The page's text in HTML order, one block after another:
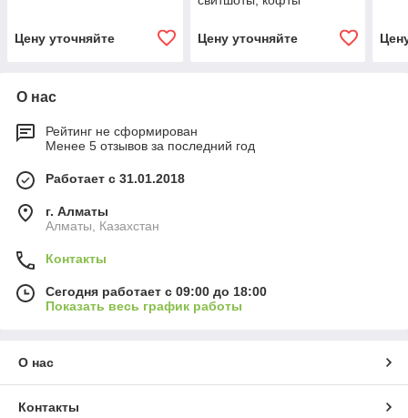
Цену уточняйте Цену уточняйте
О нас
Рейтинг не сформирован
Менее 5 отзывов за последний год
Работает с 31.01.2018
г. Алматы
Алматы, Казахстан
Контакты
Сегодня работает с 09:00 до 18:00
Показать весь график работы
О нас
Контакты